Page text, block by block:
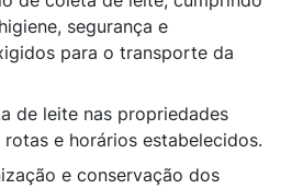
segurança e
para o transporte da
de leite nas propriedades
rotas e horários estabelecidos.
e conservação dos